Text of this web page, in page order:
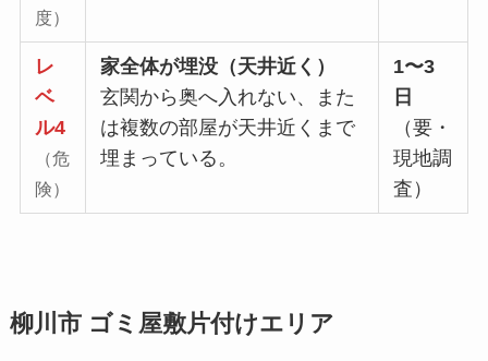
度）
レ
ベ
ル4
（危
険）
家全体が埋没（天井近く）
玄関から奥へ入れない、また
は複数の部屋が天井近くまで
埋まっている。
1〜3
日
（要・
現地調
査）
柳川市 ゴミ屋敷片付けエリア